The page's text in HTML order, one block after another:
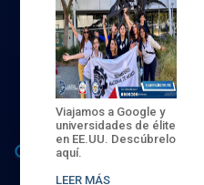
Viajamos a Google y
universidades de élite
en EE.UU. Descúbrelo
aquí.
LEER MÁS